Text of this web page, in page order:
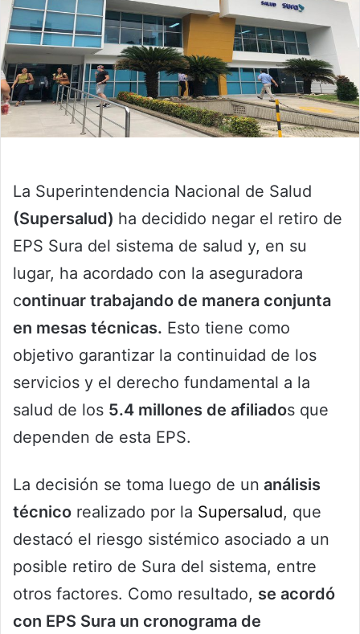
La Superintendencia Nacional de Salud
(Supersalud) ha decidido negar el retiro de
EPS Sura del sistema de salud y, en su
lugar, ha acordado con la aseguradora
continuar trabajando de manera conjunta
en mesas técnicas. Esto tiene como
objetivo garantizar la continuidad de los
servicios y el derecho fundamental a la
salud de los 5.4 millones de afiliados que
dependen de esta EPS.
La decisión se toma luego de un análisis
técnico realizado por la Supersalud, que
destacó el riesgo sistémico asociado a un
posible retiro de Sura del sistema, entre
otros factores. Como resultado, se acordó
con EPS Sura un cronograma de